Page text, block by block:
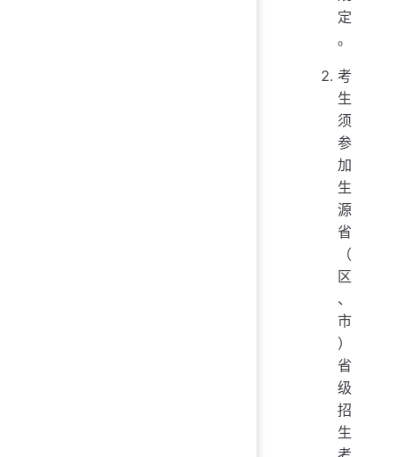
定
。
考
生
须
参
加
生
源
省
（
区
、
市
）
省
级
招
生